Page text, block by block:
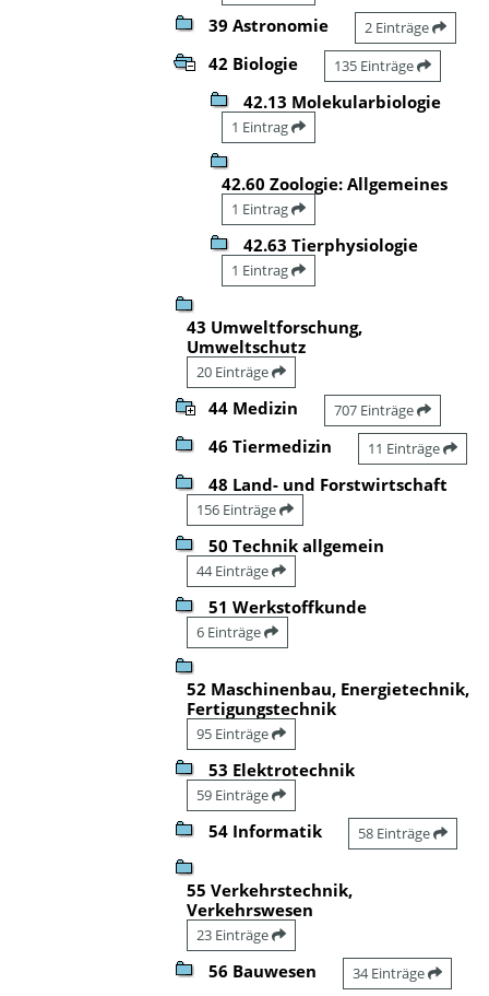
39 Astronomie 2 Einträge
42 Biologie 135 Einträge
42.13 Molekularbiologie
1 Eintrag
42.60 Zoologie: Allgemeines
1 Eintrag
42.63 Tierphysiologie
1 Eintrag
43 Umweltforschung,
Umweltschutz
20 Einträge
44 Medizin 707 Einträge
46 Tiermedizin 11 Einträge
48 Land- und Forstwirtschaft
156 Einträge
50 Technik allgemein
44 Einträge
51 Werkstoffkunde
6 Einträge
52 Maschinenbau, Energietechnik,
Fertigungstechnik
95 Einträge
53 Elektrotechnik
59 Einträge
54 Informatik 58 Einträge
55 Verkehrstechnik,
Verkehrswesen
23 Einträge
56 Bauwesen 34 Einträge